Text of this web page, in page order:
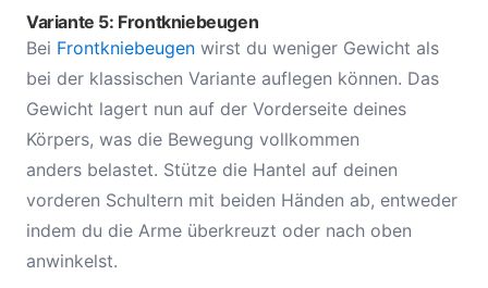
Variante 5: Frontkniebeugen
Bei Frontkniebeugen wirst du weniger Gewicht als
bei der klassischen Variante auflegen können. Das
Gewicht lagert nun auf der Vorderseite deines
Körpers, was die Bewegung vollkommen
anders belastet. Stütze die Hantel auf deinen
vorderen Schultern mit beiden Händen ab, entweder
indem du die Arme überkreuzt oder nach oben
anwinkelst.